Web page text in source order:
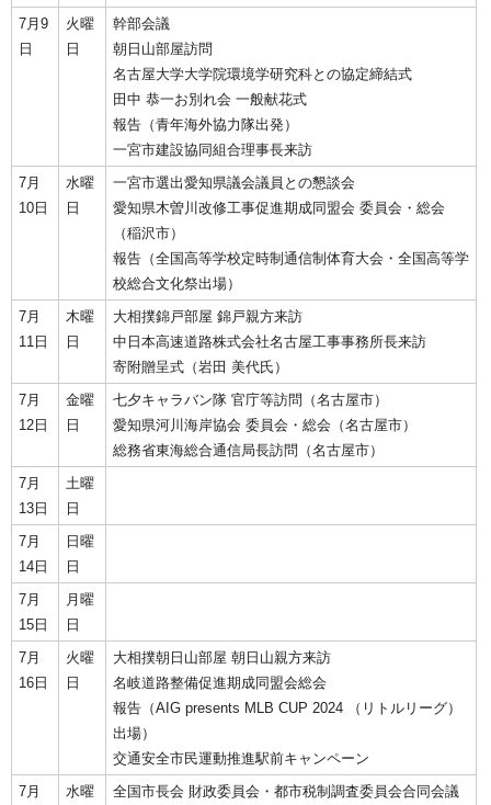
7月9
日
火曜
日
幹部会議
朝日山部屋訪問
名古屋大学大学院環境学研究科との協定締結式
田中 恭一お別れ会 一般献花式
報告（青年海外協力隊出発）
一宮市建設協同組合理事長来訪
7月
10日
水曜
日
一宮市選出愛知県議会議員との懇談会
愛知県木曽川改修工事促進期成同盟会 委員会・総会
（稲沢市）
報告（全国高等学校定時制通信制体育大会・全国高等学
校総合文化祭出場）
7月
11日
木曜
日
大相撲錦戸部屋 錦戸親方来訪
中日本高速道路株式会社名古屋工事事務所長来訪
寄附贈呈式（岩田 美代氏）
7月
12日
金曜
日
七夕キャラバン隊 官庁等訪問（名古屋市）
愛知県河川海岸協会 委員会・総会（名古屋市）
総務省東海総合通信局長訪問（名古屋市）
7月
13日
土曜
日
7月
14日
日曜
日
7月
15日
月曜
日
7月
16日
火曜
日
大相撲朝日山部屋 朝日山親方来訪
名岐道路整備促進期成同盟会総会
報告（AIG presents MLB CUP 2024 （リトルリーグ）
出場）
交通安全市民運動推進駅前キャンペーン
7月
水曜 全国市長会 財政委員会・都市税制調査委員会合同会議